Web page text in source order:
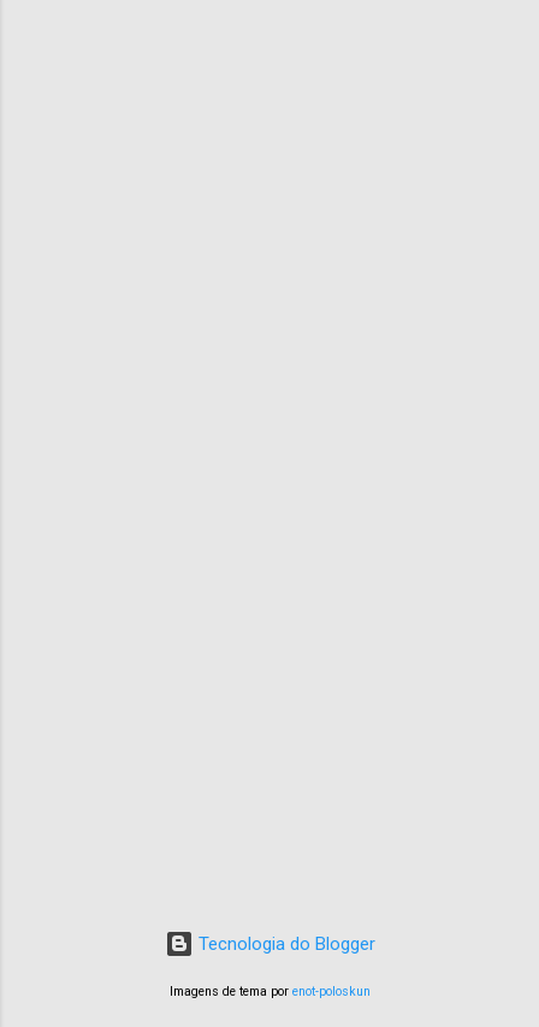
Tecnologia do Blogger
Imagens de tema por enot-poloskun